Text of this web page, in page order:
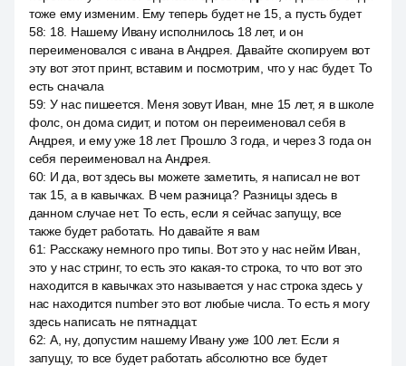
тоже ему изменим. Ему теперь будет не 15, а пусть будет
58: 18. Нашему Ивану исполнилось 18 лет, и он
переименовался с ивана в Андрея. Давайте скопируем вот
эту вот этот принт, вставим и посмотрим, что у нас будет. То
есть сначала
59: У нас пишеется. Меня зовут Иван, мне 15 лет, я в школе
фолс, он дома сидит, и потом он переименовал себя в
Андрея, и ему уже 18 лет. Прошло 3 года, и через 3 года он
себя переименовал на Андрея.
60: И да, вот здесь вы можете заметить, я написал не вот
так 15, а в кавычках. В чем разница? Разницы здесь в
данном случае нет. То есть, если я сейчас запущу, все
также будет работать. Но давайте я вам
61: Расскажу немного про типы. Вот это у нас нейм Иван,
это у нас стринг, то есть это какая-то строка, то что вот это
находится в кавычках это называется у нас строка здесь у
нас находится number это вот любые числа. То есть я могу
здесь написать не пятнадцат.
62: А, ну, допустим нашему Ивану уже 100 лет. Если я
запущу, то все будет работать абсолютно все будет